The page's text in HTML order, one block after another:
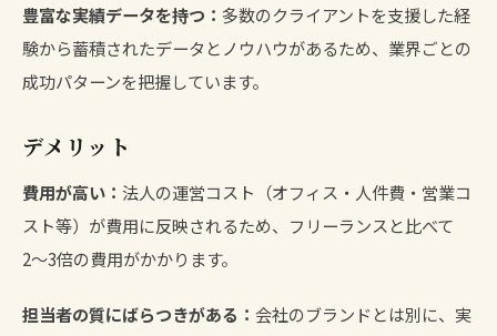
豊富な実績データを持つ： 多数のクライアントを支援した経
験から蓄積されたデータとノウハウがあるため、業界ごとの
成功パターンを把握しています。
デメリット
費用が高い： 法人の運営コスト（オフィス・人件費・営業コ
スト等）が費用に反映されるため、フリーランスと比べて
2〜3倍の費用がかかります。
担当者の質にばらつきがある： 会社のブランドとは別に、実